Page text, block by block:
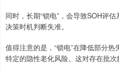
同时，长期“锁电”，会导致SOH评
决策时机判断失准。
值得注意的是，“锁电”在降低部分
特定的隐性老化风险。这对存在批次